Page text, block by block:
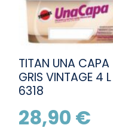
TITAN UNA CAPA
GRIS VINTAGE 4 L
6318
28,90 €